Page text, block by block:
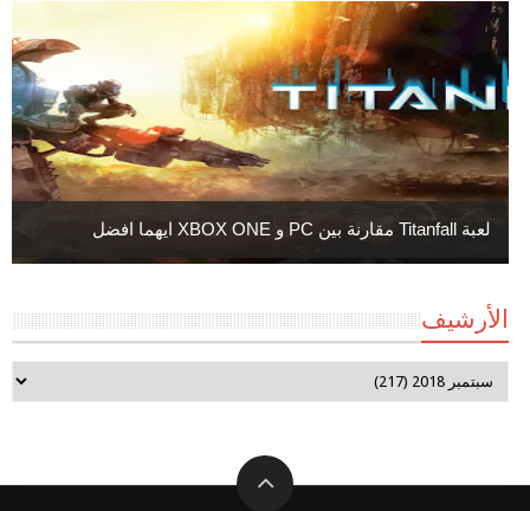
لعبة Titanfall مقارنة بين PC و XBOX ONE ايهما افضل
الأرشيف